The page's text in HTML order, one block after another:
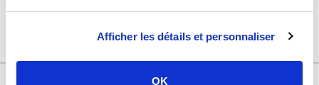
Afficher les détails et personnaliser
OK